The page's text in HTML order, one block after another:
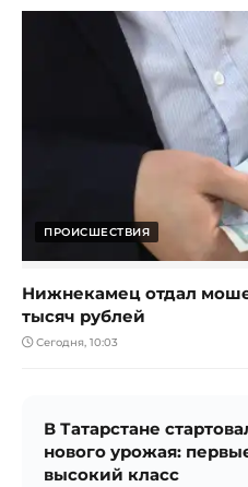
ПРОИСШЕСТВИЯ
Нижнекамец отдал
тысяч рублей
Сегодня, 10:03
В Татарстане
нового урожая:
высокий класс